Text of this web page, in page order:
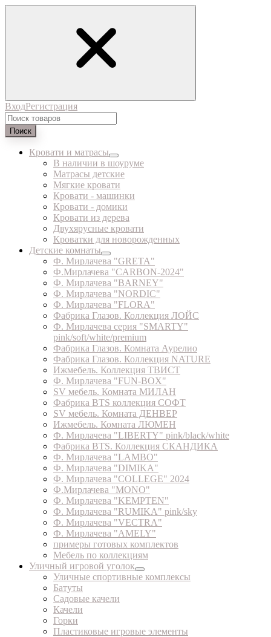
ВходРегистрация
Поиск
Кровати и матрасы
В наличии в шоуруме
Матрасы детские
Мягкие кровати
Кровати - машинки
Кровати - домики
Кровати из дерева
Двухярусные кровати
Кроватки для новорожденных
Детские комнаты
Ф. Мирлачева "GRETA"
Ф.Мирлачева "CARBON-2024"
Ф. Мирлачева "BARNEY"
Ф. Мирлачева "NORDIC"
Ф. Мирлачева "FLORA"
Фабрика Глазов. Коллекция ЛОЙС
Ф. Мирлачева серия "SMARTY"
pink/soft/white/premium
Фабрика Глазов. Комната Аурелио
Фабрика Глазов. Коллекция NATURE
Ижмебель. Коллекция ТВИСТ
Ф. Мирлачева "FUN-BOX"
SV мебель. Комната МИЛАН
Фабрика BTS коллекция СОФТ
SV мебель. Комната ДЕНВЕР
Ижмебель. Комната ЛЮМЕН
Ф. Мирлачева "LIBERTY" pink/black/white
Фабрика BTS. Коллекция СКАНДИКА
Ф. Мирлачева "LAMBO"
Ф. Мирлачева "DIMIKA"
Ф. Мирлачева "COLLEGE" 2024
Ф.Мирлачева "MONO"
Ф. Мирлачева "KEMPTEN"
Ф. Мирлачева "RUMIKA" pink/sky
Ф. Мирлачева "VECTRA"
Ф. Мирлачева "AMELY"
примеры готовых комплектов
Мебель по коллекциям
Уличный игровой уголок
Уличные спортивные комплексы
Батуты
Садовые качели
Качели
Горки
Пластиковые игровые элементы